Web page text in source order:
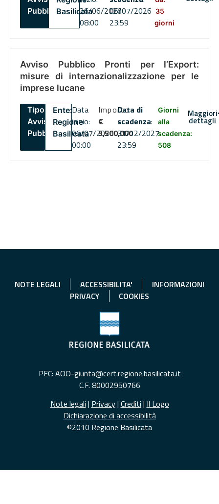
PubblicoBasilicata26/06/2026
08:00
06/07/2026
23:59
35
giorni
Avviso Pubblico Pronti per l’Export:
misure di internazionalizzazione per le
imprese lucane
Tipo:
Avviso
Pubblico
Ente:
Regione
Basilicata
Data
inizio:
06/07/2026
00:00
Importo
€
5,500,000
Data di
scadenza:
31/12/2027
23:59
Giorni
alla
scadenza:
508
Maggiori
dettagli
NOTE LEGALI ACCESSIBILITA'
INFORMAZIONI
PRIVACY
COOKIES
PEC: AOO-giunta@cert.regione.basilicata.it
C.F. 80002950766
Note legali | Privacy| Crediti | Il Logo
Dichiarazione di accessibilità
©2010 Regione Basilicata